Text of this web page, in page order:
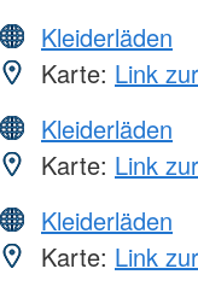
Kleiderläden
Karte: Link
Kleiderläden
Karte: Link
Kleiderläden
Karte: Link